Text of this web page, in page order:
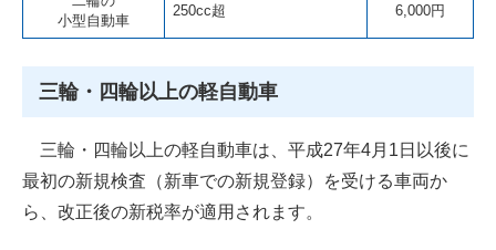
小型自動車
250cc超 6,000円
三輪・四輪以上の軽自動車
三輪・四輪以上の軽自動車は、平成27年4月1日以後に
最初の新規検査（新車での新規登録）を受ける車両か
ら、改正後の新税率が適用されます。